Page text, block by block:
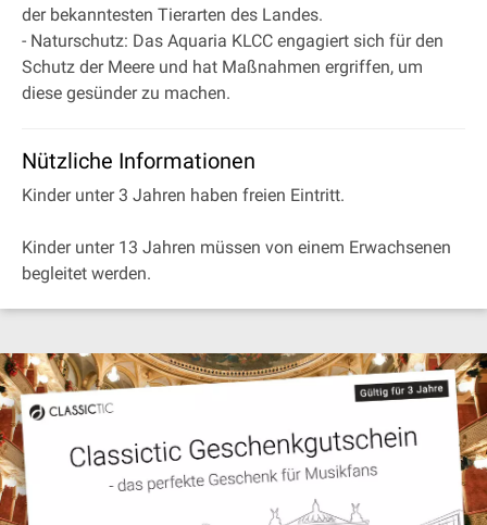
der bekanntesten Tierarten des Landes.
- Naturschutz: Das Aquaria KLCC engagiert sich für den
Schutz der Meere und hat Maßnahmen ergriffen, um
diese gesünder zu machen.
Nützliche Informationen
Kinder unter 3 Jahren haben freien Eintritt.
Kinder unter 13 Jahren müssen von einem Erwachsenen
begleitet werden.